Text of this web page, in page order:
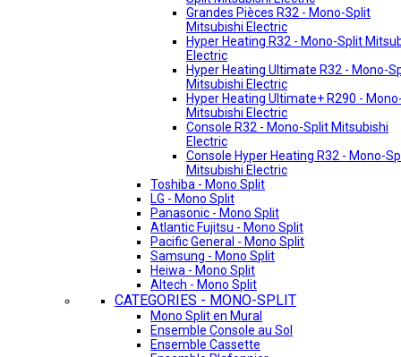
Grandes Pièces R32 - Mono-Split
Mitsubishi Electric
Hyper Heating R32 - Mono-Split
Electric
Hyper Heating Ultimate R32 - Mono-
Mitsubishi Electric
Hyper Heating Ultimate+ R290 -
Mitsubishi Electric
Console R32 - Mono-Split Mitsubishi
Electric
Console Hyper Heating R32 - Mono-
Mitsubishi Electric
Toshiba - Mono Split
LG - Mono Split
Panasonic - Mono Split
Atlantic Fujitsu - Mono Split
Pacific General - Mono Split
Samsung - Mono Split
Heiwa - Mono Split
Altech - Mono Split
CATEGORIES - MONO-SPLIT
Mono Split en Mural
Ensemble Console au Sol
Ensemble Cassette